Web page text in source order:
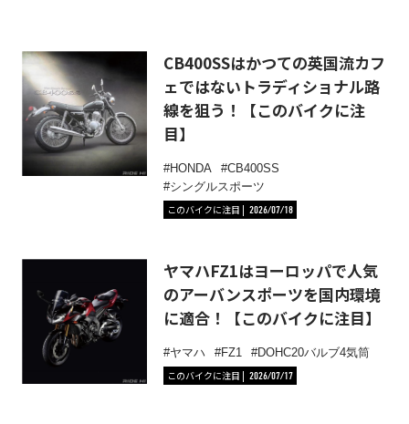
CB400SSはかつての英国流カフ
ェではないトラディショナル路
線を狙う！【このバイクに注
目】
HONDA
CB400SS
シングルスポーツ
このバイクに注目
2026/07/18
ヤマハFZ1はヨーロッパで人気
のアーバンスポーツを国内環境
に適合！【このバイクに注目】
ヤマハ FZ1
DOHC20バルブ4気筒
このバイクに注目
2026/07/17